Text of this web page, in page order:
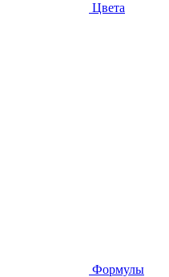
Цвета
Формулы